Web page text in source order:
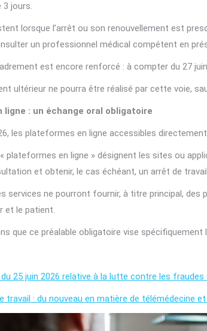
3 jours.
lorsque l’arrêt ou son renouvellement est
un professionnel médical compétent en
est encore renforcé : à compter du 27
ultérieur ne pourra être réalisé par cette voie,
ligne : un échange oral obligatoire
les plateformes en ligne accessibles
plateformes en ligne » désignent les sites ou
et obtenir, le cas échéant, un arrêt de
services ne pourront fournir, à titre principal, des
et le patient.
que ce préalable obligatoire vise
25 juin 2026 relative à la lutte contre les
travail : du nouveau en matière de télémédecine